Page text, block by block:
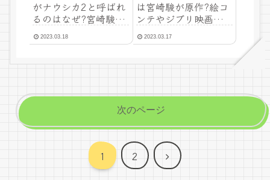
がナウシカ2と呼ばれ
るのはなぜ?宮崎駿監
督の新作を調査!
2023.03.18
は宮崎駿が原作?絵コ
ンテやジブリ映画の内
容を調査!
2023.03.17
次のページ
1 2
次